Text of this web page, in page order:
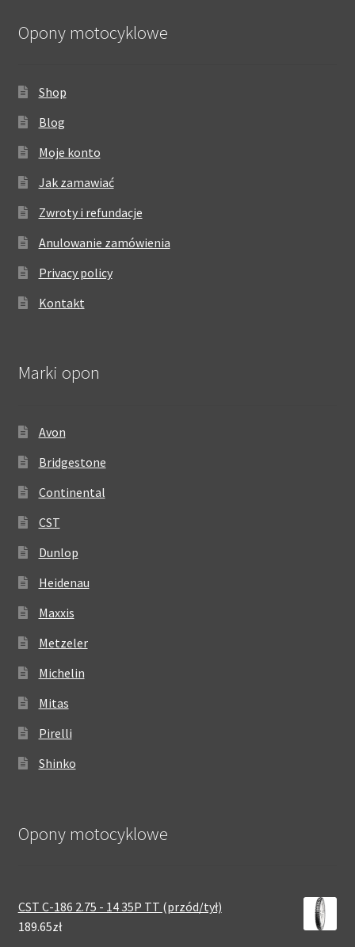
Opony motocyklowe
Shop
Blog
Moje konto
Jak zamawiać
Zwroty i refundacje
Anulowanie zamówienia
Privacy policy
Kontakt
Marki opon
Avon
Bridgestone
Continental
CST
Dunlop
Heidenau
Maxxis
Metzeler
Michelin
Mitas
Pirelli
Shinko
Opony motocyklowe
CST C-186 2.75 - 14 35P TT (przód/tył)
189.65zł